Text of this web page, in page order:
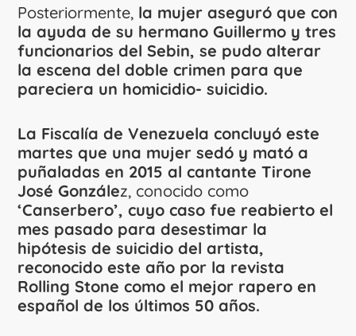
Posteriormente, la mujer aseguró que con
la ayuda de su hermano Guillermo y tres
funcionarios del Sebin, se pudo alterar
la escena del doble crimen para que
pareciera un homicidio- suicidio.
La Fiscalía de Venezuela concluyó este
martes que una mujer sedó y mató a
puñaladas en 2015 al cantante Tirone
José González, conocido como
‘Canserbero’, cuyo caso fue reabierto el
mes pasado para desestimar la
hipótesis de suicidio del artista,
reconocido este año por la revista
Rolling Stone como el mejor rapero en
español de los últimos 50 años.